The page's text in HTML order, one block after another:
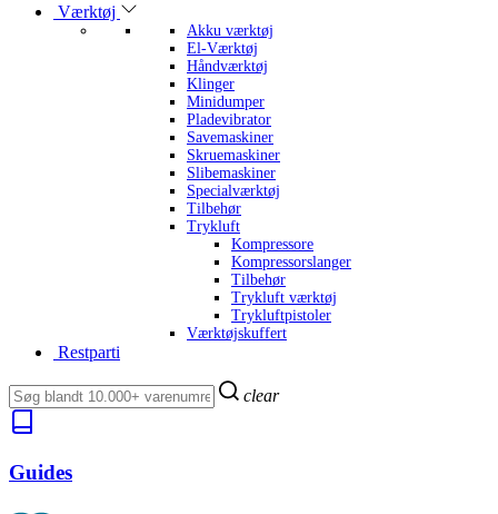
Værktøj
Akku værktøj
El-Værktøj
Håndværktøj
Klinger
Minidumper
Pladevibrator
Savemaskiner
Skruemaskiner
Slibemaskiner
Specialværktøj
Tilbehør
Trykluft
Kompressore
Kompressorslanger
Tilbehør
Trykluft værktøj
Trykluftpistoler
Værktøjskuffert
Restparti
clear
Guides